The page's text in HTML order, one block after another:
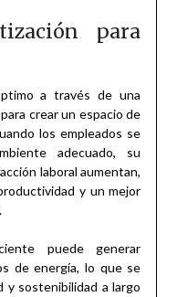
para
a través de una
crear un espacio de
los empleados se
adecuado, su
laboral aumentan,
y un mejor
puede generar
de energía, lo que se
y sostenibilidad a largo